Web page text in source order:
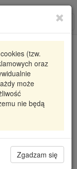
(tzw.
oraz
może
nie będą
Zgadzam się
CLIO
0
Filia Lublin 0
Magazyn II